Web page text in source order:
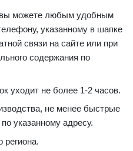
можете любым удобным
указанному в шапке
связи на сайте или при
содержания по
уходит не более 1-2 часов.
не менее быстрые
по указанному адресу.
региона.